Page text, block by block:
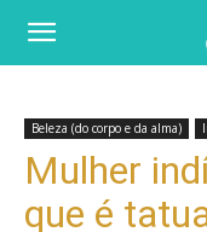
Beleza (do corpo e da alma)
Mulher
que é